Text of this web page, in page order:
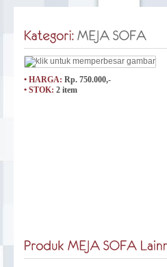
• HARGA: Rp. 750.000,-
• STOK: 2 item